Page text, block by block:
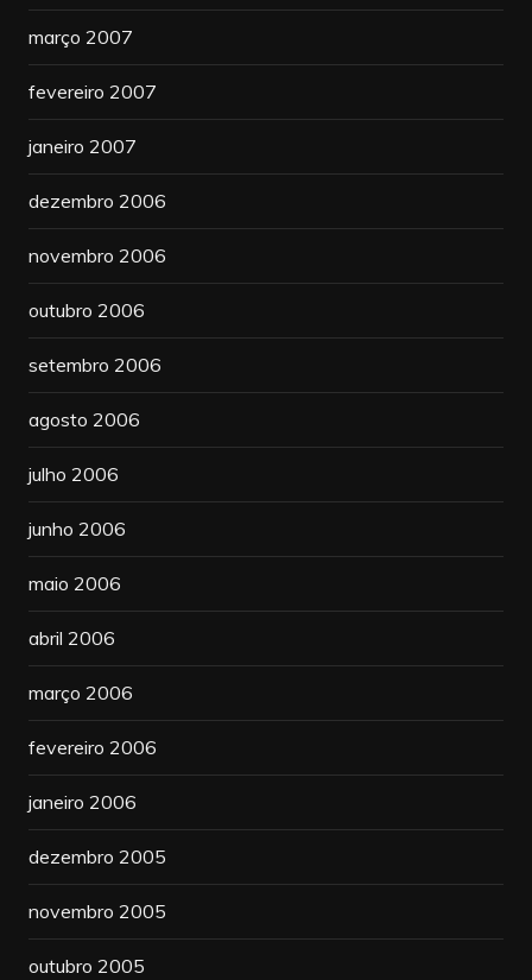
março 2007
fevereiro 2007
janeiro 2007
dezembro 2006
novembro 2006
outubro 2006
setembro 2006
agosto 2006
julho 2006
junho 2006
maio 2006
abril 2006
março 2006
fevereiro 2006
janeiro 2006
dezembro 2005
novembro 2005
outubro 2005